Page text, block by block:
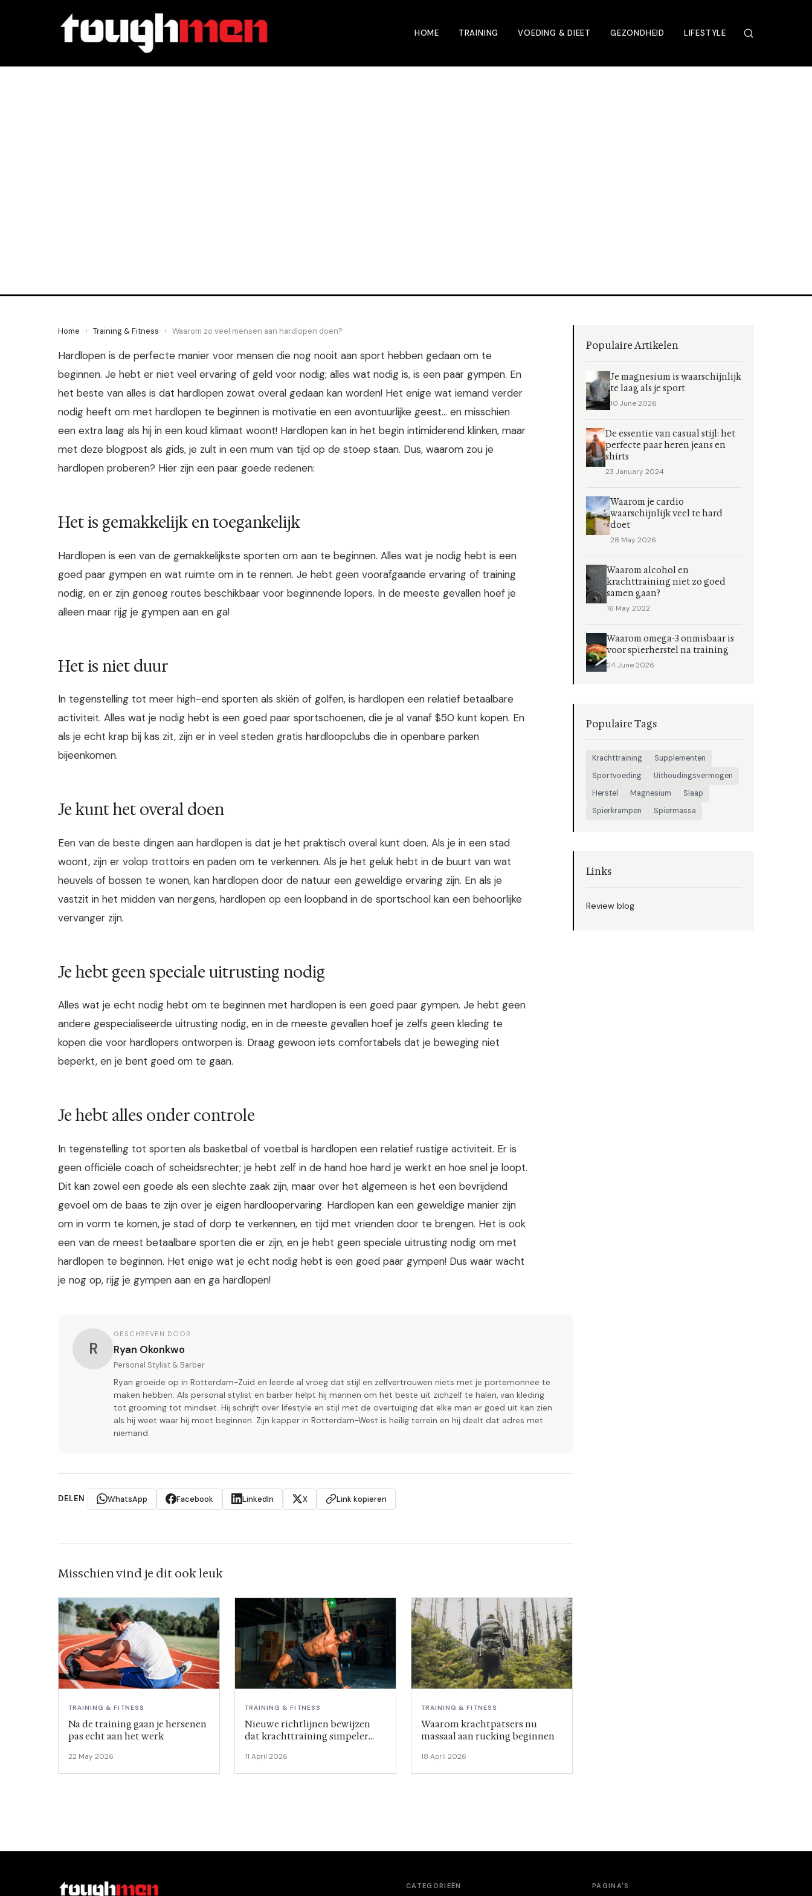
HOME TRAINING VOEDING & DIEET GEZONDHEID LIFESTYLE
Home › Training & Fitness › Waarom zo veel mensen aan hardlopen doen?
Hardlopen is de perfecte manier voor mensen die nog nooit aan sport hebben gedaan om te
beginnen. Je hebt er niet veel ervaring of geld voor nodig; alles wat nodig is, is een paar gympen. En
het beste van alles is dat hardlopen zowat overal gedaan kan worden! Het enige wat iemand verder
nodig heeft om met hardlopen te beginnen is motivatie en een avontuurlijke geest... en misschien
een extra laag als hij in een koud klimaat woont! Hardlopen kan in het begin intimiderend klinken, maar
met deze blogpost als gids, je zult in een mum van tijd op de stoep staan. Dus, waarom zou je
hardlopen proberen? Hier zijn een paar goede redenen:
Het is gemakkelijk en toegankelijk
Hardlopen is een van de gemakkelijkste sporten om aan te beginnen. Alles wat je nodig hebt is een
goed paar gympen en wat ruimte om in te rennen. Je hebt geen voorafgaande ervaring of training
nodig, en er zijn genoeg routes beschikbaar voor beginnende lopers. In de meeste gevallen hoef je
alleen maar rijg je gympen aan en ga!
Het is niet duur
In tegenstelling tot meer high-end sporten als skiën of golfen, is hardlopen een relatief betaalbare
activiteit. Alles wat je nodig hebt is een goed paar sportschoenen, die je al vanaf $50 kunt kopen. En
als je echt krap bij kas zit, zijn er in veel steden gratis hardloopclubs die in openbare parken
bijeenkomen.
Je kunt het overal doen
Een van de beste dingen aan hardlopen is dat je het praktisch overal kunt doen. Als je in een stad
woont, zijn er volop trottoirs en paden om te verkennen. Als je het geluk hebt in de buurt van wat
heuvels of bossen te wonen, kan hardlopen door de natuur een geweldige ervaring zijn. En als je
vastzit in het midden van nergens, hardlopen op een loopband in de sportschool kan een behoorlijke
vervanger zijn.
Je hebt geen speciale uitrusting nodig
Alles wat je echt nodig hebt om te beginnen met hardlopen is een goed paar gympen. Je hebt geen
andere gespecialiseerde uitrusting nodig, en in de meeste gevallen hoef je zelfs geen kleding te
kopen die voor hardlopers ontworpen is. Draag gewoon iets comfortabels dat je beweging niet
beperkt, en je bent goed om te gaan.
Je hebt alles onder controle
In tegenstelling tot sporten als basketbal of voetbal is hardlopen een relatief rustige activiteit. Er is
geen officiële coach of scheidsrechter; je hebt zelf in de hand hoe hard je werkt en hoe snel je loopt.
Dit kan zowel een goede als een slechte zaak zijn, maar over het algemeen is het een bevrijdend
gevoel om de baas te zijn over je eigen hardloopervaring. Hardlopen kan een geweldige manier zijn
om in vorm te komen, je stad of dorp te verkennen, en tijd met vrienden door te brengen. Het is ook
een van de meest betaalbare sporten die er zijn, en je hebt geen speciale uitrusting nodig om met
hardlopen te beginnen. Het enige wat je echt nodig hebt is een goed paar gympen! Dus waar wacht
je nog op, rijg je gympen aan en ga hardlopen!
R
GESCHREVEN DOOR
Ryan Okonkwo
Personal Stylist & Barber
Ryan groeide op in Rotterdam-Zuid en leerde al vroeg dat stijl en zelfvertrouwen niets met je portemonnee te
maken hebben. Als personal stylist en barber helpt hij mannen om het beste uit zichzelf te halen, van kleding
tot grooming tot mindset. Hij schrijft over lifestyle en stijl met de overtuiging dat elke man er goed uit kan zien
als hij weet waar hij moet beginnen. Zijn kapper in Rotterdam-West is heilig terrein en hij deelt dat adres met
niemand.
DELEN WhatsApp Facebook LinkedIn X Link kopieren
Misschien vind je dit ook leuk
TRAINING & FITNESS
Na de training gaan je hersenen
pas echt aan het werk
22 May 2026
TRAINING & FITNESS
Nieuwe richtlijnen bewijzen
dat krachttraining simpeler
11 April 2026
TRAINING & FITNESS
Waarom krachtpatsers nu
massaal aan rucking beginnen
18 April 2026
Populaire Artikelen
Je magnesium is waarschijnlijk
te laag als je sport
10 June 2026
De essentie van casual stijl: het
perfecte paar heren jeans en
shirts
23 January 2024
Waarom je cardio
waarschijnlijk veel te hard
doet
28 May 2026
Waarom alcohol en
krachttraining niet zo goed
samen gaan?
16 May 2022
Waarom omega-3 onmisbaar is
voor spierherstel na training
24 June 2026
Populaire Tags
Krachttraining
Supplementen
Sportvoeding
Uithoudingsvermogen
Herstel
Magnesium
Slaap
Spierkrampen
Spiermassa
Links
Review blog
CATEGORIEËN PAGINA'S